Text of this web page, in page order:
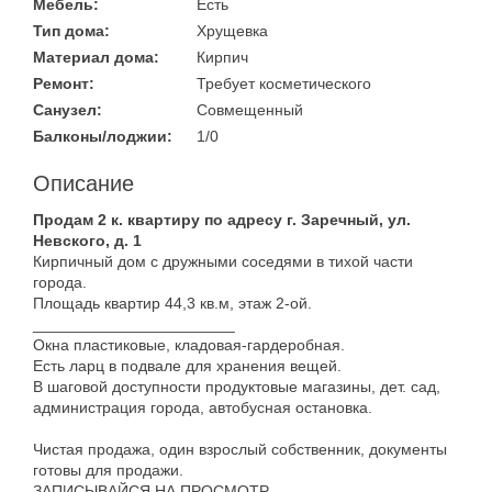
Мебель:
Есть
Тип дома:
Хрущевка
Материал дома:
Кирпич
Ремонт:
Требует косметического
Санузел:
Совмещенный
Балконы/лоджии:
1/0
Описание
Продам 2 к. квартиру по адресу г. Заречный, ул.
Невского, д. 1
Кирпичный дом с дружными соседями в тихой части
города.
Площадь квартир 44,3 кв.м, этаж 2-ой.
Окна пластиковые, кладовая-гардеробная.
Есть ларц в подвале для хранения вещей.
В шаговой доступности продуктовые магазины, дет. сад,
администрация города, автобусная остановка.
Чистая продажа, один взрослый собственник, документы
готовы для продажи.